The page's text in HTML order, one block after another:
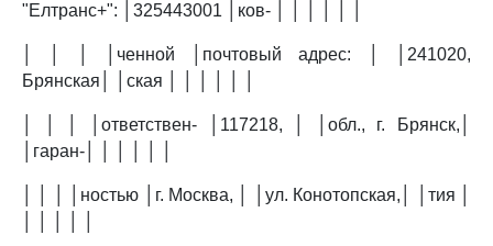
"Елтранс+": │325443001 │ков- │ │ │ │ │ │
│ │ │ │ченной │почтовый адрес: │ │241020,
Брянская│ │ская │ │ │ │ │ │
│ │ │ │ответствен- │117218, │ │обл., г. Брянск,│
│гаран-│ │ │ │ │ │
│ │ │ │ностью │г. Москва, │ │ул. Конотопская,│ │тия │